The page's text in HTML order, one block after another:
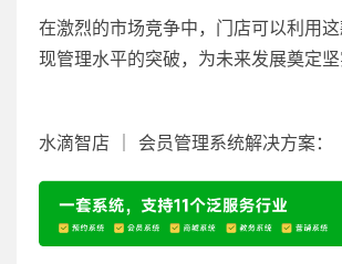
在激烈的市场竞争中，门店可以利用
现管理水平的突破，为未来发展奠定坚
水滴智店 ｜ 会员管理系统解决方案：